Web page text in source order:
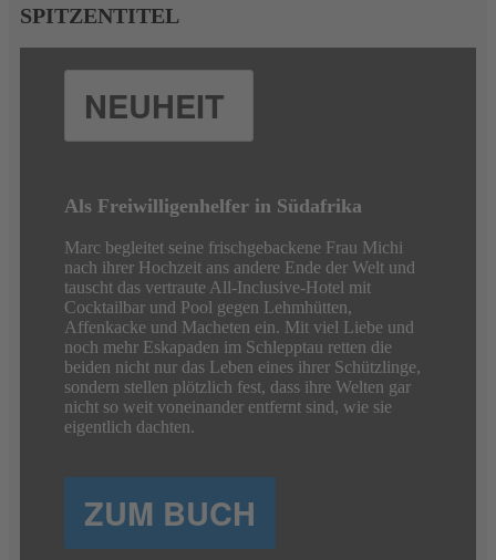
SPITZENTITEL
NEUHEIT
Als Freiwilligenhelfer in Südafrika
Marc begleitet seine frischgebackene Frau Michi
nach ihrer Hochzeit ans andere Ende der Welt und
tauscht das vertraute All-Inclusive-Hotel mit
Cocktailbar und Pool gegen Lehmhütten,
Affenkacke und Macheten ein. Mit viel Liebe und
noch mehr Eskapaden im Schlepptau retten die
beiden nicht nur das Leben eines ihrer Schützlinge,
sondern stellen plötzlich fest, dass ihre Welten gar
nicht so weit voneinander entfernt sind, wie sie
eigentlich dachten.
ZUM BUCH